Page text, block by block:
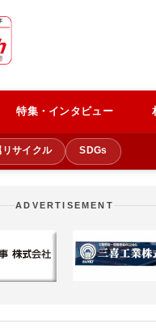
特集・インタビュー
サイクル SDGs
ADVERTISEMENT